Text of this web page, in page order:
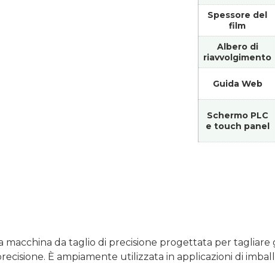
Spessore del
film
Albero di
riavvolgimento
Guida Web
Schermo PLC
e touch panel
macchina da taglio di precisione progettata per
È ampiamente utilizzata in applicazioni di